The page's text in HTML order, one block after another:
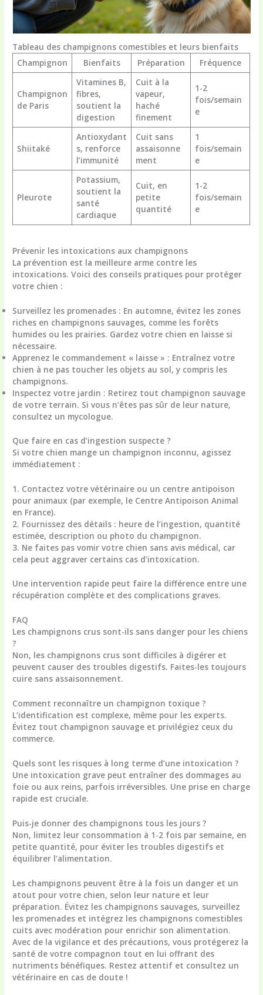
Tableau des champignons comestibles et leurs bienfaits
Champignon
Bienfaits Préparation Fréquence
Champignon
de Paris
Vitamines B,
fibres,
soutient la
digestion
Cuit à la
vapeur,
haché
finement
1-2
fois/semain
e
Shiitaké
Antioxydant
s, renforce
l’immunité
Cuit sans
assaisonne
ment
1
fois/semain
e
Pleurote
Potassium,
soutient la
santé
cardiaque
Cuit, en
petite
quantité
1-2
fois/semain
e
Prévenir les intoxications aux champignons
La prévention est la meilleure arme contre les
intoxications. Voici des conseils pratiques pour protéger
votre chien :
Surveillez les promenades : En automne, évitez les zones
riches en champignons sauvages, comme les forêts
humides ou les prairies. Gardez votre chien en laisse si
nécessaire.
Apprenez le commandement « laisse » : Entraînez votre
chien à ne pas toucher les objets au sol, y compris les
champignons.
Inspectez votre jardin : Retirez tout champignon sauvage
de votre terrain. Si vous n’êtes pas sûr de leur nature,
consultez un mycologue.
Que faire en cas d’ingestion suspecte ?
Si votre chien mange un champignon inconnu, agissez
immédiatement :
1. Contactez votre vétérinaire ou un centre antipoison
pour animaux (par exemple, le Centre Antipoison Animal
en France).
2. Fournissez des détails : heure de l’ingestion, quantité
estimée, description ou photo du champignon.
3. Ne faites pas vomir votre chien sans avis médical, car
cela peut aggraver certains cas d’intoxication.
Une intervention rapide peut faire la différence entre une
récupération complète et des complications graves.
FAQ
Les champignons crus sont-ils sans danger pour les chiens
?
Non, les champignons crus sont difficiles à digérer et
peuvent causer des troubles digestifs. Faites-les toujours
cuire sans assaisonnement.
Comment reconnaître un champignon toxique ?
L’identification est complexe, même pour les experts.
Évitez tout champignon sauvage et privilégiez ceux du
commerce.
Quels sont les risques à long terme d’une intoxication ?
Une intoxication grave peut entraîner des dommages au
foie ou aux reins, parfois irréversibles. Une prise en charge
rapide est cruciale.
Puis-je donner des champignons tous les jours ?
Non, limitez leur consommation à 1-2 fois par semaine, en
petite quantité, pour éviter les troubles digestifs et
équilibrer l’alimentation.
Les champignons peuvent être à la fois un danger et un
atout pour votre chien, selon leur nature et leur
préparation. Évitez les champignons sauvages, surveillez
les promenades et intégrez les champignons comestibles
cuits avec modération pour enrichir son alimentation.
Avec de la vigilance et des précautions, vous protégerez la
santé de votre compagnon tout en lui offrant des
nutriments bénéfiques. Restez attentif et consultez un
vétérinaire en cas de doute !